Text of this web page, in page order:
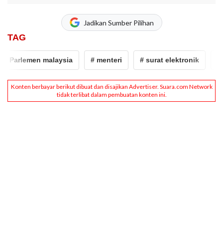
Jadikan Sumber Pilihan
TAG
malaysia # menteri # surat elektronik